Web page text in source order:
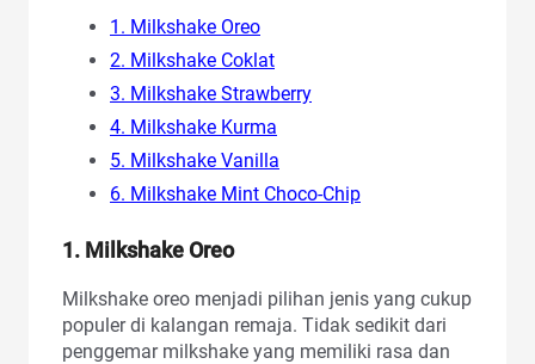
1. Milkshake Oreo
2. Milkshake Coklat
3. Milkshake Strawberry
4. Milkshake Kurma
5. Milkshake Vanilla
6. Milkshake Mint Choco-Chip
1. Milkshake Oreo
Milkshake oreo menjadi pilihan jenis yang cukup
populer di kalangan remaja. Tidak sedikit dari
penggemar milkshake yang memiliki rasa dan